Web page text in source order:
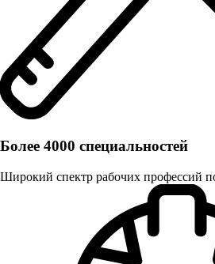
Более 4000 специальностей
Широкий спектр рабочих профессий